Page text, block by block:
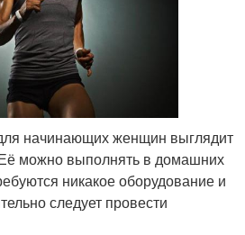
начинающих женщин выглядит
можно выполнять в домашних
никакое оборудование и
следует провести